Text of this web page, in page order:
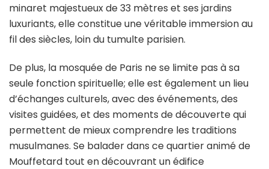
minaret majestueux de 33 mètres et ses jardins
luxuriants, elle constitue une véritable immersion au
fil des siècles, loin du tumulte parisien.
De plus, la mosquée de Paris ne se limite pas à sa
seule fonction spirituelle; elle est également un lieu
d’échanges culturels, avec des événements, des
visites guidées, et des moments de découverte qui
permettent de mieux comprendre les traditions
musulmanes. Se balader dans ce quartier animé de
Mouffetard tout en découvrant un édifice